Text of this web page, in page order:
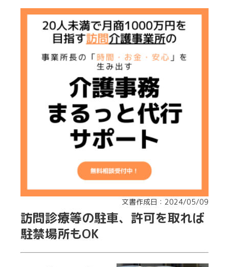
文書作成日：2024/05/09
訪問診療等の駐車、許可を取れば
駐禁場所もOK